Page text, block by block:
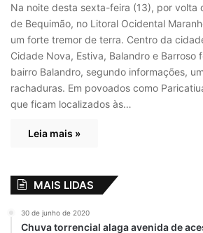
Na noite desta sexta-feira (13), por volta
de Bequimão, no Litoral Ocidental
um forte tremor de terra. Centro da
Cidade Nova, Estiva, Balandro e Barroso
bairro Balandro, segundo informações,
rachaduras. Em povoados como
que ficam localizados às…
Leia mais »
MAIS LIDAS
30 de junho de 2020
Chuva torrencial alaga avenida de